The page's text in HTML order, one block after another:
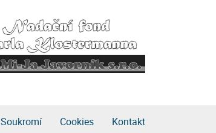
Soukromí Cookies Kontakt